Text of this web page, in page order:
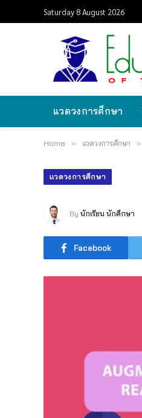
Saturday 8 August 2026
แวดวงการศึกษา
Home » แวดวงการศึกษา »
แวดวงการศึกษา
By นักเรียน นักศึกษา
Facebook